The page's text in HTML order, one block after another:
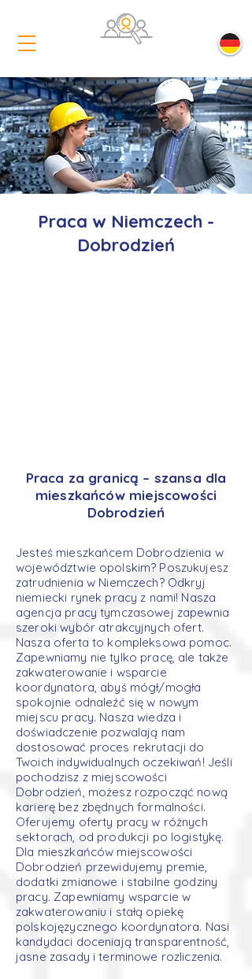
Praca w Niemczech -
Dobrodzień
Praca za granicą – szansa dla
mieszkańców miejscowości
Dobrodzień
Jesteś mieszkańcem Dobrodzienia w
województwie opolskim? Poszukujesz
zatrudnienia w Niemczech? Odkryj
niemiecki rynek pracy z nami! Nasza
agencja pracy tymczasowej zapewnia
szeroki wybór atrakcyjnych ofert.
Nasza oferta to kompleksowa pomoc.
Zapewniamy nie tylko pracę, ale także
zakwaterowanie i wsparcie
koordynatora, abyś mógł/mogła
spokojnie odnaleźć się w nowym
miejscu pracy. Nasza wiedza i
doświadczenie pozwalają nam
dostosować proces rekrutacji do
Twoich indywidualnych oczekiwań! Jeśli
pochodzisz z miejscowości
Dobrodzień, możesz rozpocząć nową
karierę bez zbędnych formalności.
Oferujemy oferty pracy w różnych
sektorach, od produkcji po logistykę.
Dla mieszkańców miejscowości
Dobrodzień przewidujemy premie,
dodatki zmianowe i stabilne godziny
pracy. Zapewniamy wsparcie w
zakwaterowaniu i stałą opiekę
polskojęzycznego koordynatora. Nasi
kandydaci doceniają transparentność,
jasne zasady i terminowe rozliczenia.